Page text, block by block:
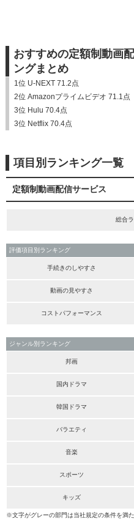
おすすめの定額制動画
ングまとめ
1位 U-NEXT 71.2点
2位 Amazonプライムビデオ 71.1点
3位 Hulu 70.4点
3位 Netflix 70.4点
項目別ランキング一覧
定額制動画配信サービス
総合
評価項目別ランキング
手続きのしやすさ
動画の見やすさ
コストパフォーマンス
ジャンル別ランキング
邦画
国内ドラマ
韓国ドラマ
バラエティ
音楽
スポーツ
キッズ
※文字がグレーの部門は当社規定の条件を満